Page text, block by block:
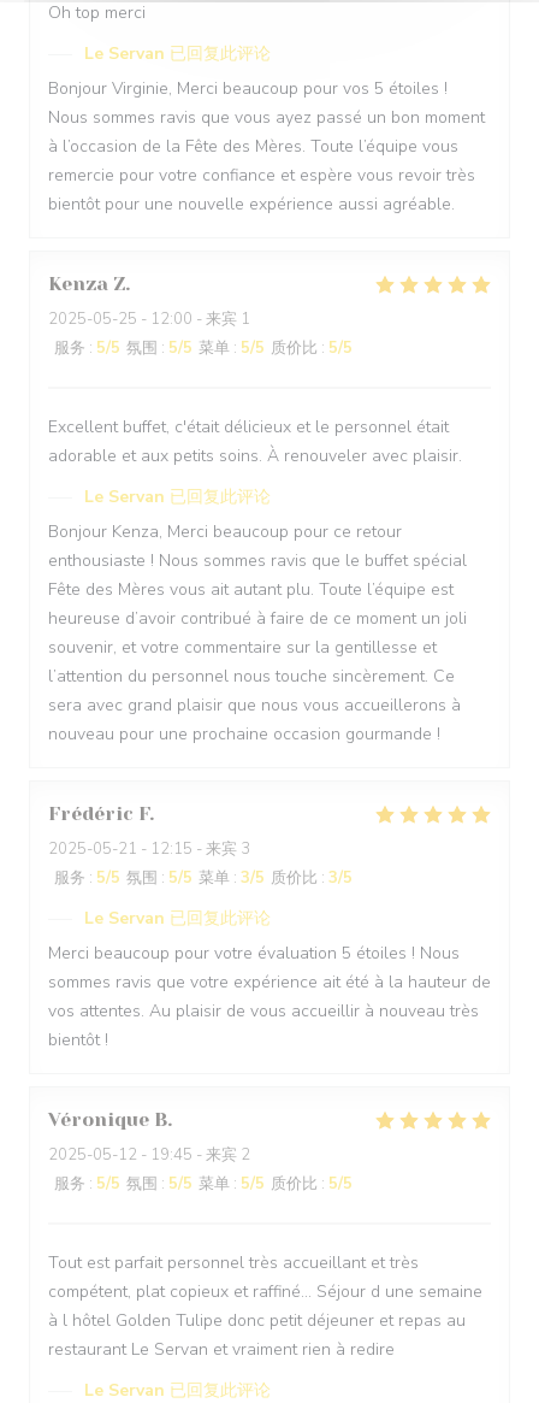
Oh top merci
Le Servan 已回复此评论
Bonjour Virginie, Merci beaucoup pour vos 5 étoiles !
Nous sommes ravis que vous ayez passé un bon moment
à l’occasion de la Fête des Mères. Toute l’équipe vous
remercie pour votre confiance et espère vous revoir très
bientôt pour une nouvelle expérience aussi agréable.
Kenza Z
2025-05-25 - 12:00 - 来宾 1
服务 : 5/5 氛围 : 5/5 菜单 : 5/5 质价比 : 5/5
Excellent buffet, c'était délicieux et le personnel était
adorable et aux petits soins. À renouveler avec plaisir.
Le Servan 已回复此评论
Bonjour Kenza, Merci beaucoup pour ce retour
enthousiaste ! Nous sommes ravis que le buffet spécial
Fête des Mères vous ait autant plu. Toute l’équipe est
heureuse d’avoir contribué à faire de ce moment un joli
souvenir, et votre commentaire sur la gentillesse et
l’attention du personnel nous touche sincèrement. Ce
sera avec grand plaisir que nous vous accueillerons à
nouveau pour une prochaine occasion gourmande !
Frédéric F
2025-05-21 - 12:15 - 来宾 3
服务 : 5/5 氛围 : 5/5 菜单 : 3/5 质价比 : 3/5
Le Servan 已回复此评论
Merci beaucoup pour votre évaluation 5 étoiles ! Nous
sommes ravis que votre expérience ait été à la hauteur de
vos attentes. Au plaisir de vous accueillir à nouveau très
bientôt !
Véronique B
2025-05-12 - 19:45 - 来宾 2
服务 : 5/5 氛围 : 5/5 菜单 : 5/5 质价比 : 5/5
Tout est parfait personnel très accueillant et très
compétent, plat copieux et raffiné... Séjour d une semaine
à l hôtel Golden Tulipe donc petit déjeuner et repas au
restaurant Le Servan et vraiment rien à redire
Le Servan 已回复此评论